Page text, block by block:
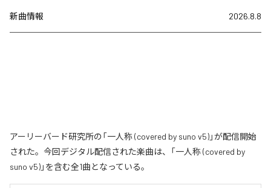
新曲情報 2026.8.8
アーリーバード研究所の「一人称 (covered by suno v5)」が配信開始
された。今回デジタル配信された楽曲は、「一人称 (covered by
suno v5)」を含む全1曲となっている。